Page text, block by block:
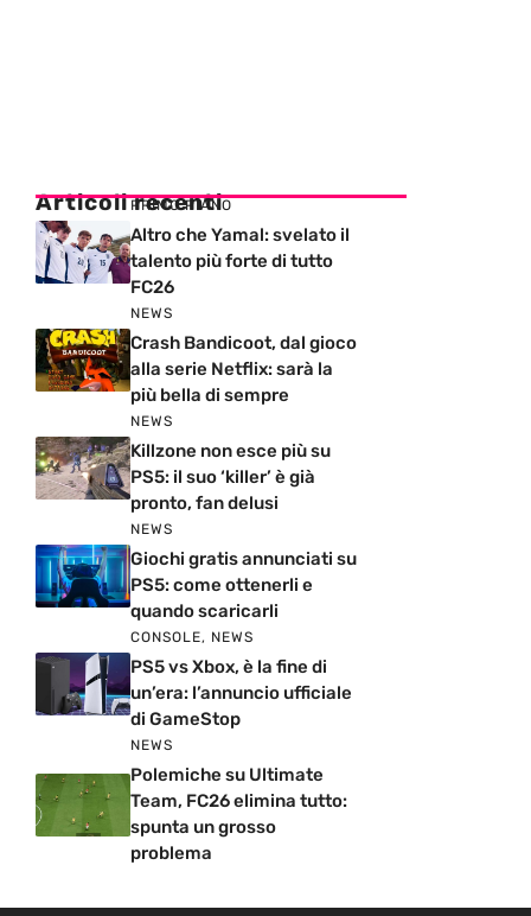
Articoli recenti
PRIMO PIANO
Altro che Yamal: svelato il
talento più forte di tutto
FC26
NEWS
Crash Bandicoot, dal gioco
alla serie Netflix: sarà la
più bella di sempre
NEWS
Killzone non esce più su
PS5: il suo ‘killer’ è già
pronto, fan delusi
NEWS
Giochi gratis annunciati su
PS5: come ottenerli e
quando scaricarli
CONSOLE, NEWS
PS5 vs Xbox, è la fine di
un’era: l’annuncio ufficiale
di GameStop
NEWS
Polemiche su Ultimate
Team, FC26 elimina tutto:
spunta un grosso
problema